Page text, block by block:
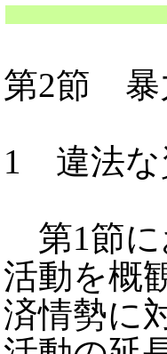
第2節 暴
1 違法な
第1節に
活動を概
済情勢に